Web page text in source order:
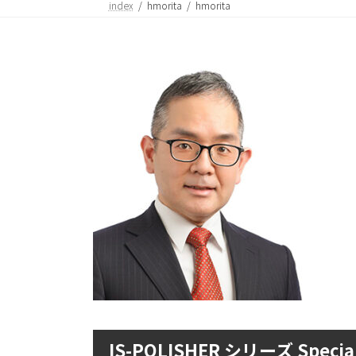
index hmorita hmorita
IS-POLISHER シリーズ